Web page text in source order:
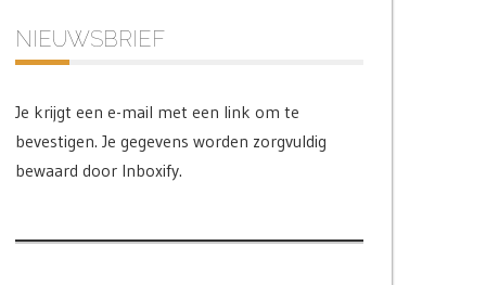
NIEUWSBRIEF
Je krijgt een e-mail met een link om te
bevestigen. Je gegevens worden zorgvuldig
bewaard door Inboxify.